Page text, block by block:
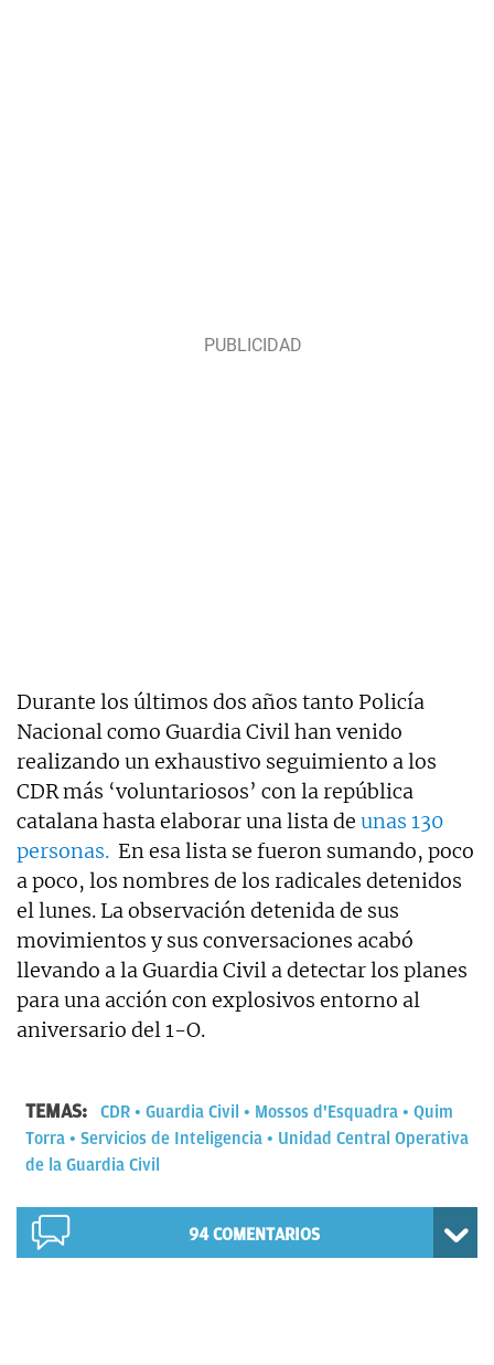
Durante los últimos dos años tanto Policía
Nacional como Guardia Civil han venido
realizando un exhaustivo seguimiento a los
CDR más ‘voluntariosos’ con la república
catalana hasta elaborar una lista de unas 130
personas. En esa lista se fueron sumando, poco
a poco, los nombres de los radicales detenidos
el lunes. La observación detenida de sus
movimientos y sus conversaciones acabó
llevando a la Guardia Civil a detectar los planes
para una acción con explosivos entorno al
aniversario del 1-O.
TEMAS: CDR Guardia Civil Mossos d'Esquadra
Quim
Torra
Servicios de Inteligencia
Unidad Central Operativa
de la Guardia Civil
94COMENTARIOS